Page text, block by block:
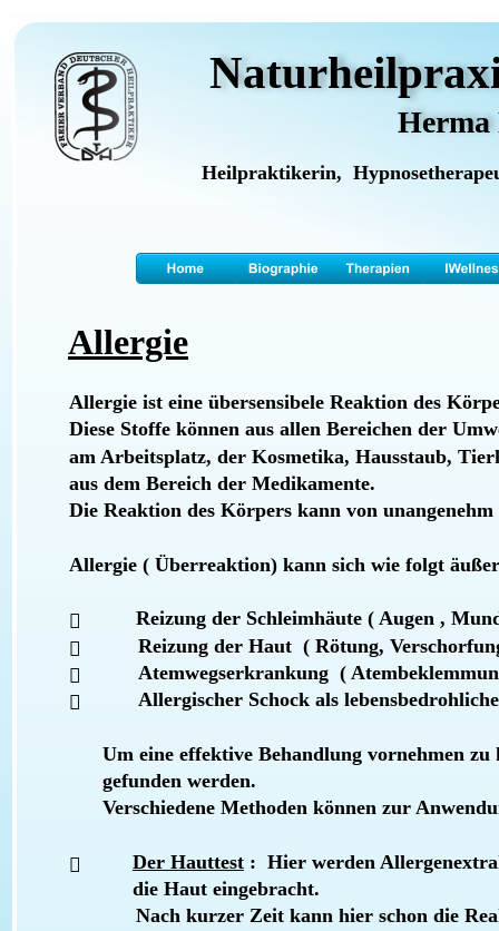
Allergie
Herma
Heilpraktikerin,
Allergie ist eine übersensibele Reaktion des
Diese Stoffe können aus allen Bereichen der
am Arbeitsplatz, der Kosmetika, Hausstaub,
aus dem Bereich der Medikamente.
Die Reaktion des Körpers kann von
Allergie ( Überreaktion) kann sich wie folgt

Reizung der Schleimhäute ( Augen ,

Reizung der Haut  ( Rötung,

Atemwegserkrankung  (

Allergischer Schock als
Um eine effektive Behandlung vornehmen zu
gefunden werden.
Verschiedene Methoden können zur
 Der Hauttest :  Hier werden
die Haut eingebracht.
Nach kurzer Zeit kann hier schon die